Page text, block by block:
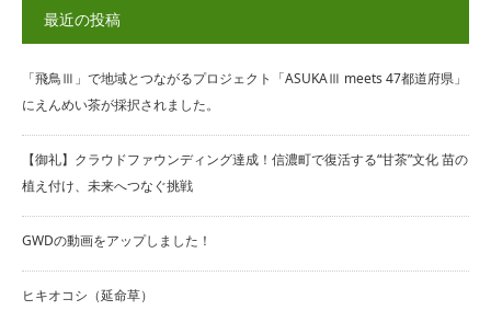
最近の投稿
「飛鳥Ⅲ」で地域とつながるプロジェクト「ASUKAⅢ meets 47都道府県」
にえんめい茶が採択されました。
【御礼】クラウドファウンディング達成！信濃町で復活する“甘茶”文化 苗の
植え付け、未来へつなぐ挑戦
GWDの動画をアップしました！
ヒキオコシ（延命草）